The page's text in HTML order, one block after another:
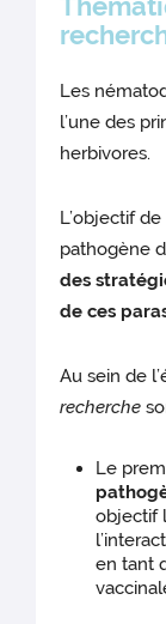
Les
l’une des
herbivores.
L’objectif
pathogène
des
de ces
Au sein de
recherche
Le
objectif
en tant